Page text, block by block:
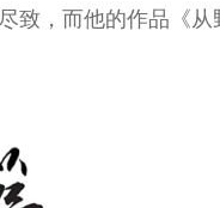
致，而他的作品《